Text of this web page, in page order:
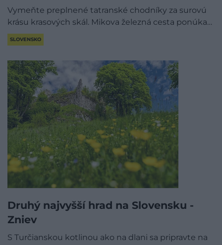
Vymeňte preplnené tatranské chodníky za surovú
krásu krasových skál. Mikova železná cesta ponúka…
SLOVENSKO
Druhý najvyšší hrad na Slovensku -
Zniev
S Turčianskou kotlinou ako na dlani sa pripravte na